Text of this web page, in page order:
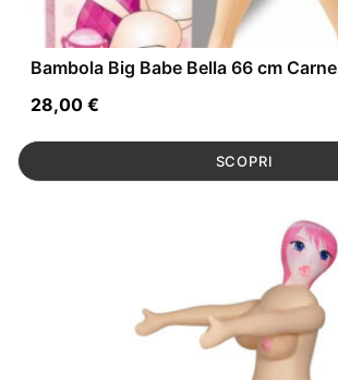
Bambola Big Babe Bella 66 cm Carne
28,00 €
SCOPRI